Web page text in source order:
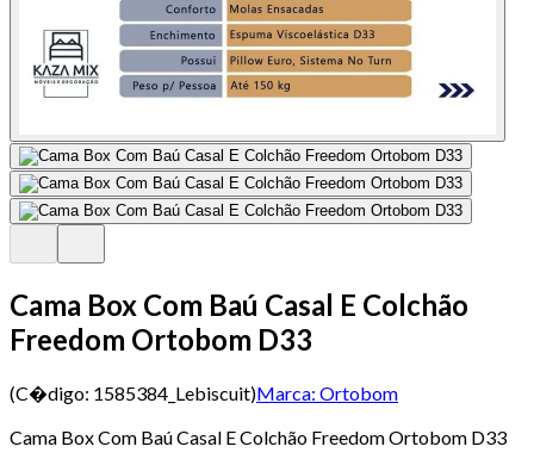
Cama Box Com Baú Casal E Colchão
Freedom Ortobom D33
(C�digo: 1585384_Lebiscuit)Marca: Ortobom
Cama Box Com Baú Casal E Colchão Freedom Ortobom D33